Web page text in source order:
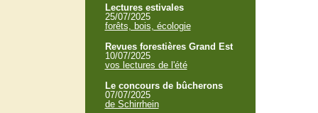
Lectures estivales
25/07/2025
forêts, bois, écologie
Revues forestières Grand Est
10/07/2025
vos lectures de l'été
Le concours de bûcherons
07/07/2025
de Schirrhein